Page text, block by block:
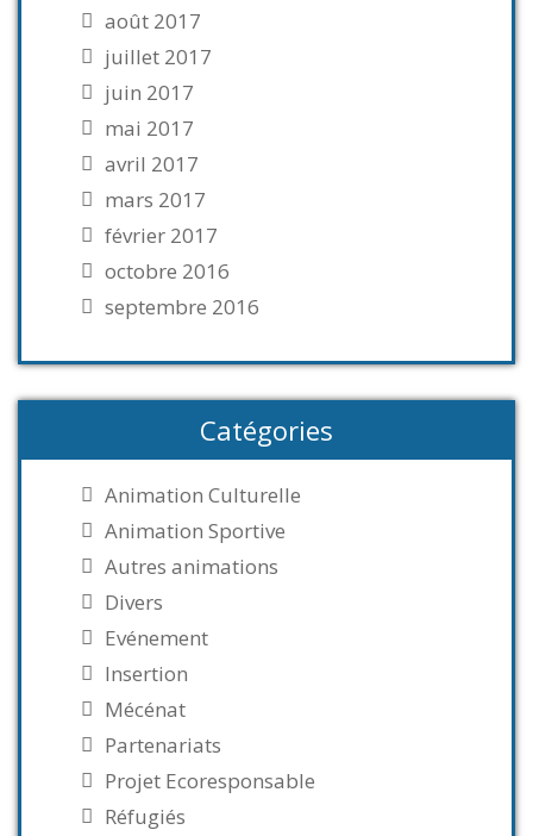
août 2017
juillet 2017
juin 2017
mai 2017
avril 2017
mars 2017
février 2017
octobre 2016
septembre 2016
Catégories
Animation Culturelle
Animation Sportive
Autres animations
Divers
Evénement
Insertion
Mécénat
Partenariats
Projet Ecoresponsable
Réfugiés